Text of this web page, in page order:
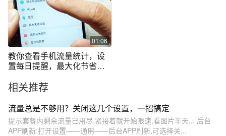
01:06
教你查看手机流量统计，设
置每日提醒，最大化节省流
相关推荐
流量总是不够用？关闭这几个设置，一招搞定
提示套餐内剩余流量已用尽,紧接着就开始限速,看图片半天... 后台
APP刷新:打开设置——通用——后台APP刷新,可选择关...